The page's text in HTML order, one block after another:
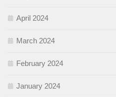
April 2024
March 2024
February 2024
January 2024